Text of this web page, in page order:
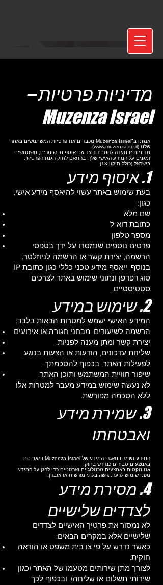
מדיניות פרטיות –
Muzenza Israel
אנחנו ב־Muzenza Israel מכבדים את פרטיות המשתמשים באתר
שלנו (www.muzenza.co.il
).
מדיניות זו נועדה להסביר כיצד אנו אוספים, שומרים, משתמשים
ומגנים על המידע האישי שלך, בהתאם לחוק הגנת הפרטיות
בישראל (כולל תיקון 13).
1. איסוף מידע
בעת שימוש באתר עשוי להיאסף מידע אישי,
כגון:
שם מלא
כתובת דוא"ל
מספר טלפון
פרטים נוספים שנמסרו על ידך בטפסי
הרשמה, יצירת קשר או הרשמה לניוזלטר.
בנוסף, ייאסף מידע טכני כללי כגון כתובת IP,
סוג דפדפן ונתוני שימוש באתר לצרכים
סטטיסטיים.
2. שימוש במידע
המידע האישי ישמש למטרות הבאות בלבד:
הרשמה לשיעורים, מבחני חגורה או אירועים.
יצירת קשר ומתן מענה לפניות.
שליחת עדכונים, הודעות או הצעות בנוגע
לפעילות האתר, בכפוף להסכמתך.
שיפור חוויית המשתמש ותוכן האתר.
לא נעשה שימוש במידע מעבר למטרות אלו
ללא הסכמה מפורשת.
3. שמירת מידע
ואבטחתו
המידע נשמר במאגרי המידע של Muzenza Israel ומאובטח
באמצעים סבירים כנדרש בחוק.
אנו נוקטים באמצעים טכנולוגיים וארגוניים כדי להגן על המידע
מפני שימוש לרעה, גישה בלתי מורשית או אובדן.
4. מסירת מידע
לצדדים שלישיים
לא נמסור את פרטיך האישיים לצדדים
שלישיים אלא במקרים הבאים:
כאשר נדרש על פי צו בית משפט או הוראה
חוקית.
לצורך מתן שירותים מטעמו של האתר (כגון
שירותי תשלום או שליחה), ובכפוף לכך